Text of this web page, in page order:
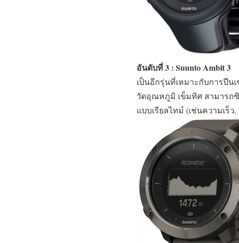
อันดับที่ 3 : Suunto Ambit 3
เป็นอีกรุ่นที่เหมาะกับการปีน
วัดอุณหภูมิ เข็มทิศ สามารถซิ
แบบเรียลไทม์ (เช่นความเร็